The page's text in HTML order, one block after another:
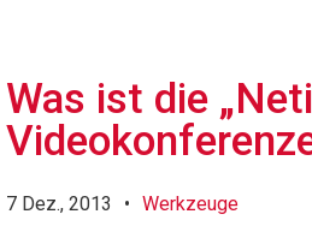
Was ist die
7 Dez., 2013 • Werkzeuge